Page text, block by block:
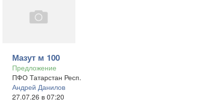
Мазут м 100
Предложение
ПФО Татарстан Респ.
Андрей Данилов
27.07.26 в 07:20